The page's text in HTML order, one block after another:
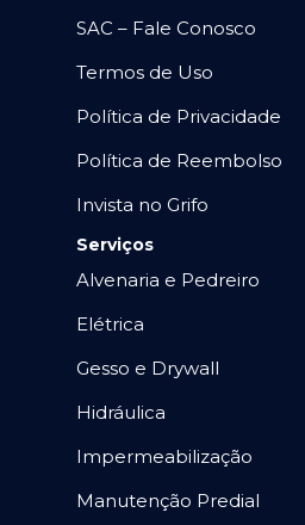
SAC – Fale Conosco
Termos de Uso
Política de Privacidade
Política de Reembolso
Invista no Grifo
Serviços
Alvenaria e Pedreiro
Elétrica
Gesso e Drywall
Hidráulica
Impermeabilização
Manutenção Predial